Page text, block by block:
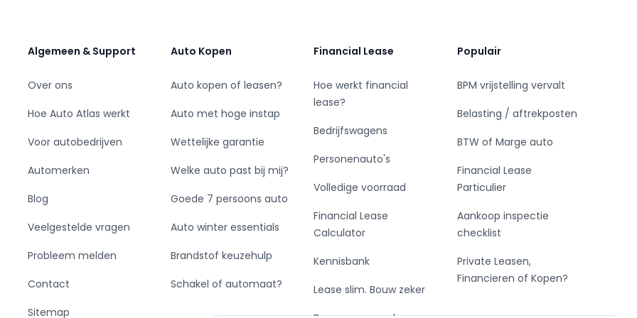
Algemeen & Support
Over ons
Hoe Auto Atlas werkt
Voor autobedrijven
Automerken
Blog
Veelgestelde vragen
Probleem melden
Contact
Sitemap
Auto Kopen
Auto kopen of leasen?
Auto met hoge instap
Wettelijke garantie
Welke auto past bij mij?
Goede 7 persoons auto
Auto winter essentials
Brandstof keuzehulp
Schakel of automaat?
Financial Lease
Hoe werkt financial
lease?
Bedrijfswagens
Personenauto's
Volledige voorraad
Financial Lease
Calculator
Kennisbank
Lease slim. Bouw zeker
Populair
BPM vrijstelling vervalt
Belasting / aftrekposten
BTW of Marge auto
Financial Lease
Particulier
Aankoop inspectie
checklist
Private Leasen,
Financieren of Kopen?